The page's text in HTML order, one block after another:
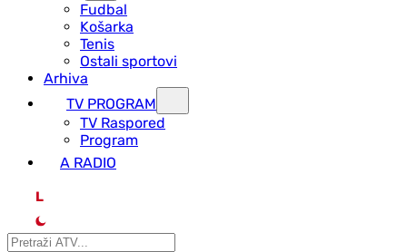
Fudbal
Košarka
Tenis
Ostali sportovi
Arhiva
TV PROGRAM
ТV Raspored
Program
A RADIO
L